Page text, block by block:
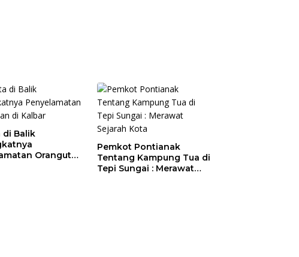
di Balik
Orangutan
Pemkot Pontianak
Tentang Kampung Tua di
Tepi Sungai : Merawat